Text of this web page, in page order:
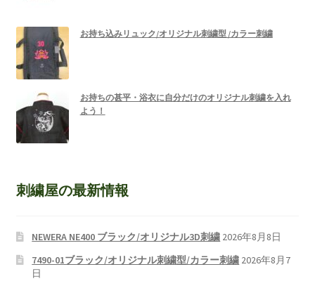
お持ち込みリュック/オリジナル刺繍型 /カラー刺繍
お持ちの甚平・浴衣に自分だけのオリジナル刺繍を入れ
よう！
刺繍屋の最新情報
NEWERA NE400 ブラック/オリジナル3D刺繍 2026年8月8日
7490-01ブラック/オリジナル刺繍型/カラー刺繍 2026年8月7
日